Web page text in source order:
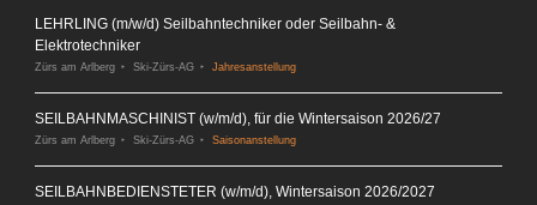
LEHRLING (m/w/d) Seilbahntechniker oder Seilbahn- &
Elektrotechniker
Zürs am Arlberg Ski-Zürs-AG Jahresanstellung
SEILBAHNMASCHINIST (w/m/d), für die Wintersaison 2026/27
Zürs am Arlberg Ski-Zürs-AG Saisonanstellung
SEILBAHNBEDIENSTETER (w/m/d), Wintersaison 2026/2027